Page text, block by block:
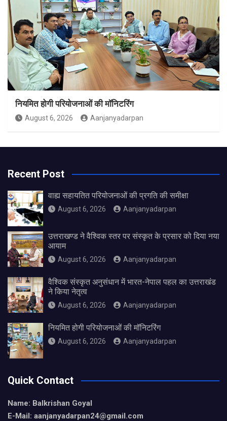
नियमित होगी परियोजनाओं की मॉनिटरिंग
August 6, 2026 Aanjanyadarpan
Recent Post
वाह्य सहायतित परियोजनाओं की प्रगति की समीक्षा
August 6, 2026 Aanjanyadarpan
उत्तराखण्ड ने वैश्विक स्तर पर संस्कृत के प्रसार को दिया नया
आयाम
August 6, 2026 Aanjanyadarpan
वैश्विक संस्कृत अनुसंधान में भारत-नेपाल पहल का उत्तराखंड
ने किया नेतृत्व
August 6, 2026 Aanjanyadarpan
नियमित होगी परियोजनाओं की मॉनिटरिंग
August 6, 2026 Aanjanyadarpan
Quick Contact
Name: Balkrishan Goyal
E-Mail: aanjanyadarpan24@gmail.com